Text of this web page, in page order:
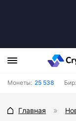
Монеты: 25 538
Главная